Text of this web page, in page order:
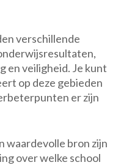
verschillende
en veiligheid. Je kunt
op deze gebieden
er zijn
waardevolle bron zijn
over welke school